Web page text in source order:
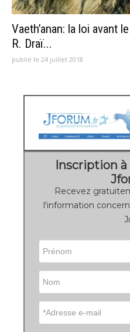
Vaeth’anan: la loi avant
R. Draï...
publié le 24 juillet 2018
Inscription
Recevez
l'information